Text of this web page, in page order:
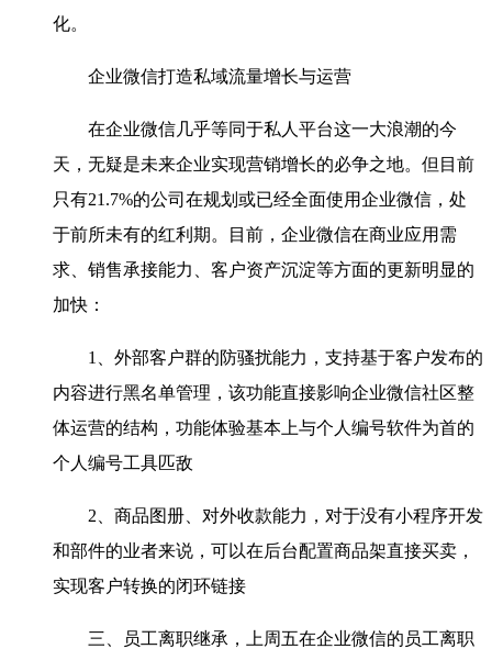
化。
企业微信打造私域流量增长与运营
在企业微信几乎等同于私人平台这一大浪潮的今
天，无疑是未来企业实现营销增长的必争之地。但目前
只有21.7%的公司在规划或已经全面使用企业微信，处
于前所未有的红利期。目前，企业微信在商业应用需
求、销售承接能力、客户资产沉淀等方面的更新明显的
加快：
1、外部客户群的防骚扰能力，支持基于客户发布的
内容进行黑名单管理，该功能直接影响企业微信社区整
体运营的结构，功能体验基本上与个人编号软件为首的
个人编号工具匹敌
2、商品图册、对外收款能力，对于没有小程序开发
和部件的业者来说，可以在后台配置商品架直接买卖，
实现客户转换的闭环链接
三、员工离职继承，上周五在企业微信的员工离职